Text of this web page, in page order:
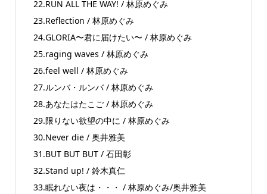
22.RUN ALL THE WAY! / 林原めぐみ
23.Reflection / 林原めぐみ
24.GLORIA〜君に届けたい〜 / 林原めぐみ
25.raging waves / 林原めぐみ
26.feel well / 林原めぐみ
27.ルンバ・ルンバ / 林原めぐみ
28.あなたはたこご / 林原めぐみ
29.限りない欲望の中に / 林原めぐみ
30.Never die / 奥井雅美
31.BUT BUT BUT / 石田彰
32.Stand up! / 鈴木真仁
33.眠れない夜は・・・ / 林原めぐみ/奥井雅美